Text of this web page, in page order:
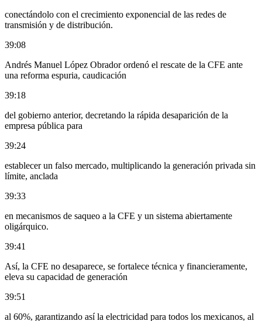
conectándolo con el crecimiento exponencial de las redes de
transmisión y de distribución.
39:08
Andrés Manuel López Obrador ordenó el rescate de la CFE ante
una reforma espuria, caudicación
39:18
del gobierno anterior, decretando la rápida desaparición de la
empresa pública para
39:24
establecer un falso mercado, multiplicando la generación privada sin
límite, anclada
39:33
en mecanismos de saqueo a la CFE y un sistema abiertamente
oligárquico.
39:41
Así, la CFE no desaparece, se fortalece técnica y financieramente,
eleva su capacidad de generación
39:51
al 60%, garantizando así la electricidad para todos los mexicanos, al